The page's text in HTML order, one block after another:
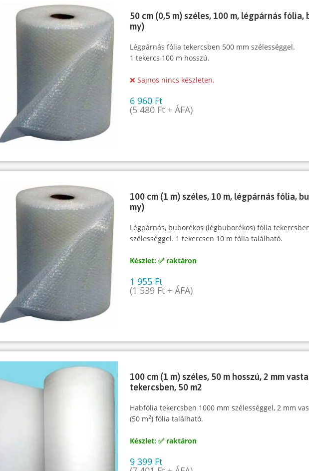
50 cm (0,5 m) széles, 100 m, légpárnás
my)
Légpárnás fólia tekercsben 500 mm szélességgel.
1 tekercs 100 m hosszú.
❌ Sajnos nincs készleten.
6 960 Ft
(5 480 Ft + ÁFA)
100 cm (1 m) széles, 10 m, légpárnás fólia,
my)
Légpárnás, buborékos (légbuborékos) fólia
szélességgel. 1 tekercsen 10 m fólia található.
Készlet: ✅ raktáron
1 955 Ft
(1 539 Ft + ÁFA)
100 cm (1 m) széles, 50 m hosszú, 2 mm
tekercsben, 50 m2
Habfólia tekercsben 1000 mm szélességgel, 2 mm
(50 m2) fólia található.
Készlet: ✅ raktáron
9 399 Ft